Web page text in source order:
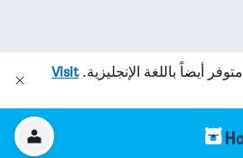
متوفر أيضاً باللغة الإنجليزية.Visit